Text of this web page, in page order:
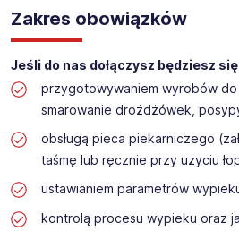
Pośrednictwa Pracy i Doradztwa
Profit jest obecnie jedną z
polskich agencji zatrudnienia. W
działalności daliśmy pracę
w całym kraju. Skutecznie
największych firm, jak również
przedsiębiorstw w Polsce. Agencja
396 w Krajowym Rejestrze Agencji
Obecnie dla naszego Klienta,
stanowisko:
PIECOWY/POMOCNIK PIEKARZA
Zakres obowiązków
Jeśli do nas dołączysz będziesz
przygotowywaniem wyrobów do
smarowanie drożdżówek,
obsługą pieca piekarniczego
taśmę lub ręcznie przy użyciu
ustawianiem parametrów
kontrolą procesu wypieku oraz